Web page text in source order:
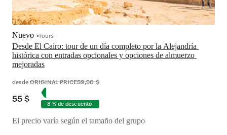
Desde El Cairo: tour de un día completo por la Alejandría
histórica con entradas opcionales y opciones de almuerzo
mejoradas
Nuevo Tours
desdeORIGINAL PRICE59,50 $
55 $ 8 % de descuento
El precio varía según el tamaño del grupo